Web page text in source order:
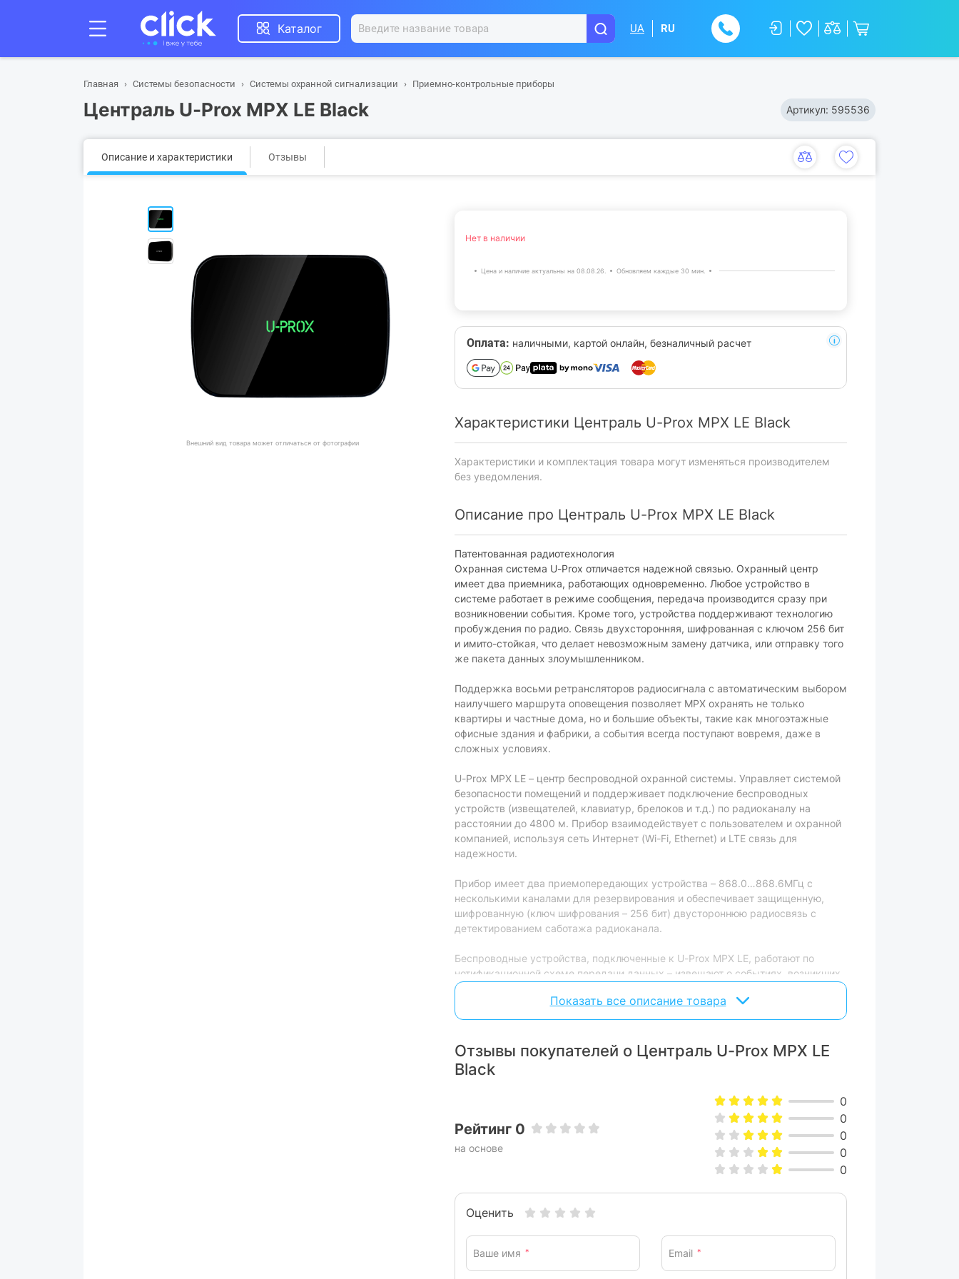
Каталог UA RU
Главная Системы безопасности Системы охранной сигнализации Приемно-контрольные приборы
Централь U-Prox MPX LE Black Артикул: 595536
Описание и характеристики Отзывы
Внешний вид товара может отличаться от фотографии
Нет в наличии
Цена и наличие актуальны на 08.08.26. Обновляем каждые 30 мин.
Оплата: наличными, картой онлайн, безналичный расчет
Характеристики Централь U-Prox MPX LE Black
Характеристики и комплектация товара могут изменяться производителем
без уведомления.
Описание про Централь U-Prox MPX LE Black
Патентованная радиотехнология
Охранная система U-Prox отличается надежной связью. Охранный центр
имеет два приемника, работающих одновременно. Любое устройство в
системе работает в режиме сообщения, передача производится сразу при
возникновении события. Кроме того, устройства поддерживают технологию
пробуждения по радио. Связь двухсторонняя, шифрованная с ключом 256 бит
и имито-стойкая, что делает невозможным замену датчика, или отправку того
же пакета данных злоумышленником.
Поддержка восьми ретрансляторов радиосигнала с автоматическим выбором
наилучшего маршрута оповещения позволяет MPX охранять не только
квартиры и частные дома, но и большие объекты, такие как многоэтажные
офисные здания и фабрики, а события всегда поступают вовремя, даже в
сложных условиях.
U-Prox MPX LE – центр беспроводной охранной системы. Управляет системой
безопасности помещений и поддерживает подключение беспроводных
устройств (извещателей, клавиатур, брелоков и т.д.) по радиоканалу на
расстоянии до 4800 м. Прибор взаимодействует с пользователем и охранной
компанией, используя сеть Интернет (Wi-Fi, Ethernet) и LTE связь для
надежности.
Прибор имеет два приемопередающих устройства – 868.0…868.6МГц с
несколькими каналами для резервирования и обеспечивает защищенную,
шифрованную (ключ шифрования – 256 бит) двустороннюю радиосвязь с
детектированием саботажа радиоканала.
Беспроводные устройства, подключенные к U-Prox MPX LE, работают по
нотификационной схеме передачи данных – извещают о событиях, возникших
в них, например износ датчика движения или магнитоконтакта, и
периодически передают свое состояние, например уровень заряда батареи и
т.д. Такой принцип работы позволяет сэкономить батарею и снизить нагрузку
U-Prox MPX LE поддерживает функцию фотоверификации и фотофиксации
тревог благодаря датчикам движения со встроенной камерой U-Prox PIR Cam.
Прибор имеет встроенный аккумулятор емкостью 2500 мА/ч и может
работать до 20 часов при отсутствии основного питания.
Для взаимодействия с пользователями устройства необходимо иметь доступ
в Интернет, чтобы подключиться к облачному сервису U-Prox Cloud. С
могут подключаться к U-Prox MPX LE для управления и настройки. Облачный
сервис U-Prox Cloud необходим для взаимодействия с охранной системой и
самого охранного центра, так и обновления подключаемого к U-Prox MPX LE
программного обеспечения беспроводного оборудования.
Показать все описание товара
Отзывы покупателей о Централь U-Prox MPX LE
Black
Рейтинг 0
на основе
0
0
0
0
0
Оценить
Ваше имя * Email *